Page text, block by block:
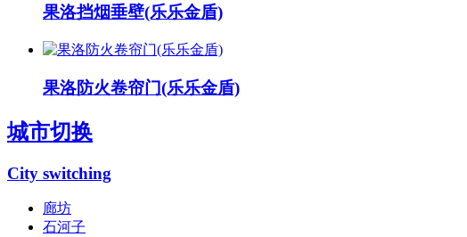
果洛挡烟垂壁(乐乐金盾)
果洛防火卷帘门(乐乐金盾)
城市切换
City switching
廊坊
石河子